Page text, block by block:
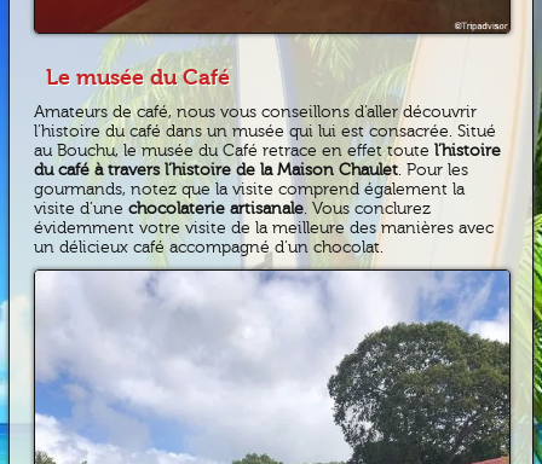
Le musée du Café
Amateurs de café, nous vous conseillons d’aller découvrir
l’histoire du café dans un musée qui lui est consacrée. Situé
au Bouchu, le musée du Café retrace en effet toute l’histoire
du café à travers l’histoire de la Maison Chaulet. Pour les
gourmands, notez que la visite comprend également la
visite d’unechocolaterie artisanale. Vous conclurez
évidemment votre visite de la meilleure des manières avec
un délicieux café accompagné d’un chocolat.